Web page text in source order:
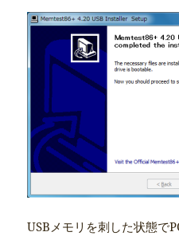
USBメモリを刺した状態で